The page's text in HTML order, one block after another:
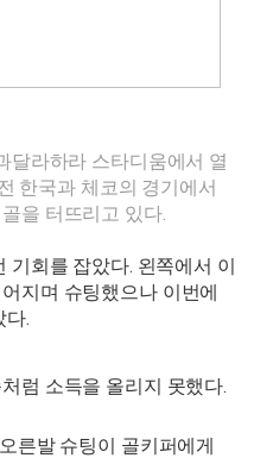
달라하라 스타디움에서 열
한국과 체코의 경기에서
을 터뜨리고 있다.
기회를 잡았다. 왼쪽에서 이
지며 슈팅했으나 이번에
다.
럼 소득을 올리지 못했다.
른발 슈팅이 골키퍼에게